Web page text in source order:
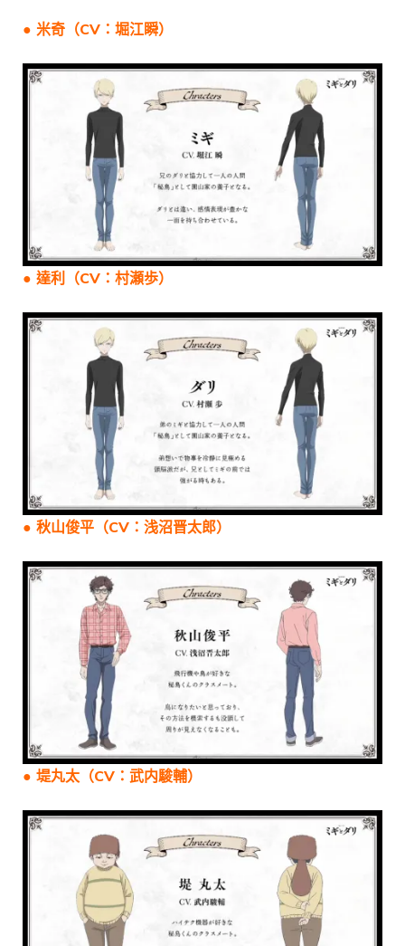
● 米奇（CV：堀江瞬）
● 達利（CV：村瀬歩）
● 秋山俊平（CV：浅沼晋太郎）
● 堤丸太（CV：武内駿輔）